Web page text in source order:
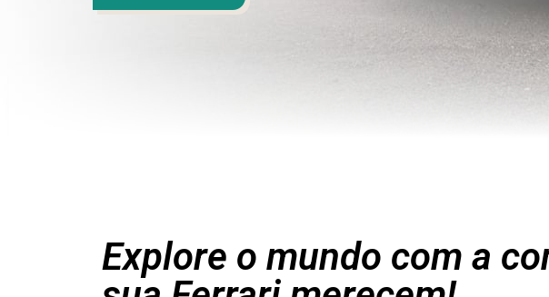
Explore o mundo com a